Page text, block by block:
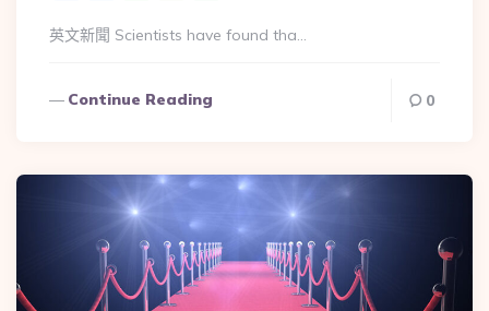
英文新聞 Scientists have found tha…
Continue Reading 0